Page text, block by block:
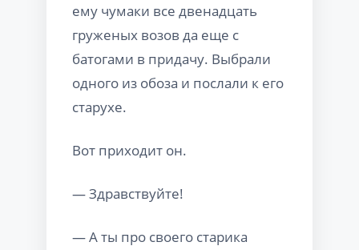
ему чумаки все двенадцать
груженых возов да еще с
батогами в придачу. Выбрали
одного из обоза и послали к его
старухе.
Вот приходит он.
— Здравствуйте!
— А ты про своего старика